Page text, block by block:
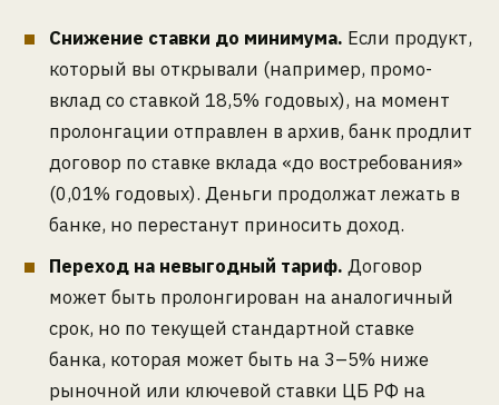
Снижение ставки до минимума. Если продукт,
который вы открывали (например, промо-
вклад со ставкой 18,5% годовых), на момент
пролонгации отправлен в архив, банк продлит
договор по ставке вклада «до востребования»
(0,01% годовых). Деньги продолжат лежать в
банке, но перестанут приносить доход.
Переход на невыгодный тариф. Договор
может быть пролонгирован на аналогичный
срок, но по текущей стандартной ставке
банка, которая может быть на 3–5% ниже
рыночной или ключевой ставки ЦБ РФ на